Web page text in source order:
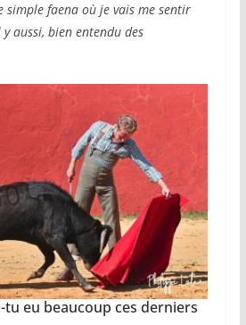
simple faena où je vais me sentir
aussi, bien entendu des
tu eu beaucoup ces derniers